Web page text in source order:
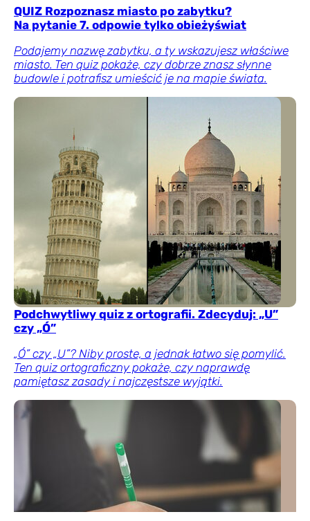
QUIZ Rozpoznasz miasto po zabytku?
Na pytanie 7. odpowie tylko obieżyświat
Podajemy nazwę zabytku, a ty wskazujesz właściwe
miasto. Ten quiz pokaże, czy dobrze znasz słynne
budowle i potrafisz umieścić je na mapie świata.
Podchwytliwy quiz z ortografii. Zdecyduj: „U”
czy „Ó”
„Ó” czy „U”? Niby proste, a jednak łatwo się pomylić.
Ten quiz ortograficzny pokaże, czy naprawdę
pamiętasz zasady i najczęstsze wyjątki.